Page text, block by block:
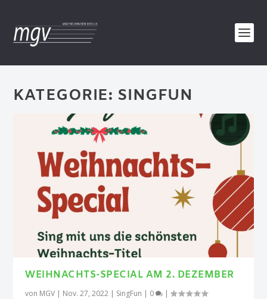
KATEGORIE: SINGFUN
WEIHNACHTS-SPECIAL AM 2. DEZEMBER
von MGV | Nov. 27, 2022 | SingFun | 0 |